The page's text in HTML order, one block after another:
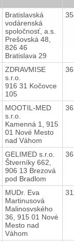
Bratislavská
vodárenská
spoločnosť, a.s.
Prešovská 48,
826 46
Bratislava 29
ZDRAVMISE
s.r.o.
916 31 Kočovce
105
MOOTIL-MED
s.r.o.
Kamenná 1, 915
01 Nové Mesto
nad Váhom
GELIMED s.r.o.
Štverníky 662,
906 13 Brezová
pod Bradlom
MUDr. Eva
Martinusová
Malinosvského
36, 915 01 Nové
Mesto nad
Váhom